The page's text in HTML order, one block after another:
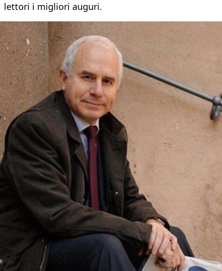
lettori i migliori auguri.